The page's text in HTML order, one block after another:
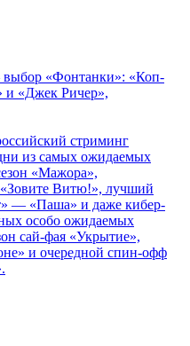
выбор «Фонтанки»: «Коп-
и «Джек Ричер»,
стриминг
из самых ожидаемых
«Мажора»,
Витю!», лучший
— «Паша» и даже кибер-
особо ожидаемых
сай-фая «Укрытие»,
и очередной спин-офф